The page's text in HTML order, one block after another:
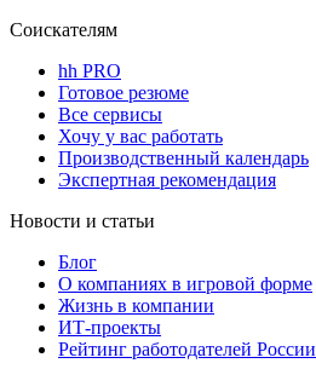
Соискателям
hh PRO
Готовое резюме
Все сервисы
Хочу у вас работать
Производственный календарь
Экспертная рекомендация
Новости и статьи
Блог
О компаниях в игровой форме
Жизнь в компании
ИТ-проекты
Рейтинг работодателей России